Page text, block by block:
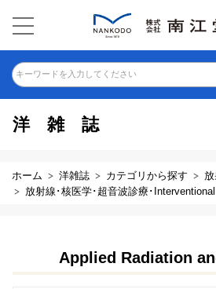
キーワードを入力してください
洋雑誌
ホーム 洋雑誌 カテゴリから探す
放射線･核医学･超音波診療･
Applied Radiation